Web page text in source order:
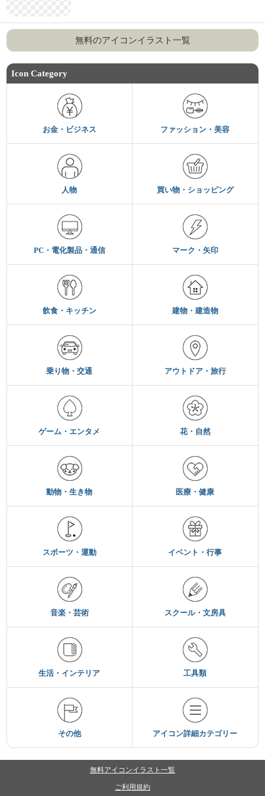
無料のアイコンイラスト一覧
Icon Category
お金・ビジネス ファッション・美容
人物 買い物・ショッピング
PC・電化製品・通信 マーク・矢印
飲食・キッチン 建物・建造物
乗り物・交通 アウトドア・旅行
ゲーム・エンタメ 花・自然
動物・生き物 医療・健康
スポーツ・運動 イベント・行事
音楽・芸術 スクール・文房具
生活・インテリア 工具類
その他 アイコン詳細カテゴリー
無料アイコンイラスト一覧
ご利用規約